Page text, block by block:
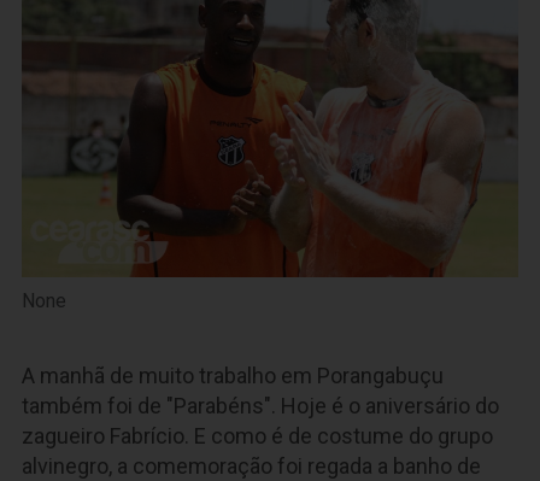
None
A manhã de muito trabalho em Porangabuçu
também foi de "Parabéns". Hoje é o aniversário do
zagueiro Fabrício. E como é de costume do grupo
alvinegro, a comemoração foi regada a banho de